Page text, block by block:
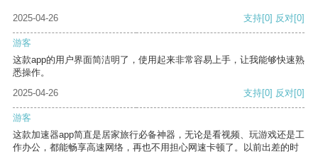
2025-04-26 支持[0] 反对[0]
游客
这款app的用户界面简洁明了，使用起来非常容易上手，让我能够快速熟
悉操作。
2025-04-26
支持[0] 反对[0]
游客
这款加速器app简直是居家旅行必备神器，无论是看视频、玩游戏还是工
作办公，都能畅享高速网络，再也不用担心网速卡顿了。以前出差的时